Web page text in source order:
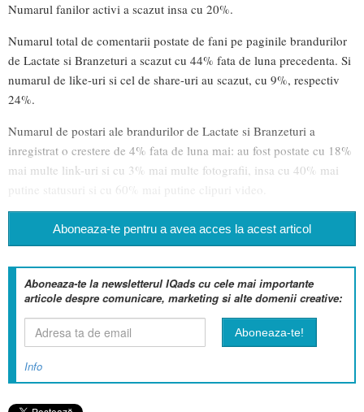
Numarul fanilor activi a scazut insa cu 20%.
Numarul total de comentarii postate de fani pe paginile brandurilor
de Lactate si Branzeturi a scazut cu 44% fata de luna precedenta. Si
numarul de like-uri si cel de share-uri au scazut, cu 9%, respectiv
24%.
Numarul de postari ale brandurilor de Lactate si Branzeturi a
inregistrat o crestere de 4% fata de luna mai: au fost postate cu 18%
mai multe link-uri si cu 3% mai multe fotografii, insa cu 40% mai
putine statusuri si cu 60% mai putine clipuri video.
Aboneaza-te pentru a avea acces la acest articol
Aboneaza-te la newsletterul IQads cu cele mai importante
articole despre comunicare, marketing si alte domenii creative:
Info